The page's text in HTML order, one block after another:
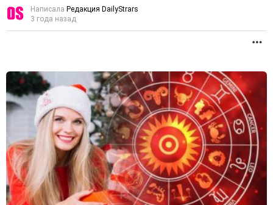
Написала Редакция DailyStrars
3 года назад